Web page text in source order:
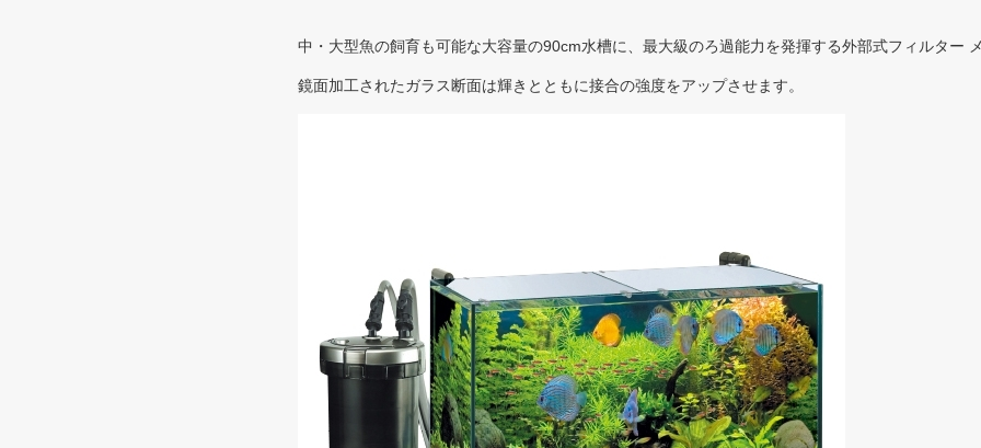
中・大型魚の飼育も可能な大容量の90cm水槽に、最大級のろ過能力を発揮する外部式フィルター
鏡面加工されたガラス断面は輝きとともに接合の強度をアップさせます。